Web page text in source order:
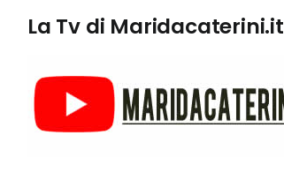
La Tv di Maridacaterini.it